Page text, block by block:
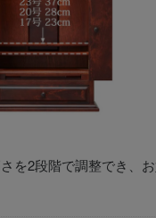
を2段階で調整でき、